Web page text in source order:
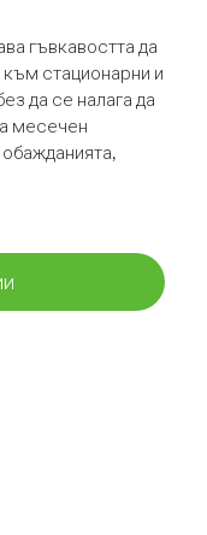
гъвкавостта да
стационарни и
да се налага да
месечен